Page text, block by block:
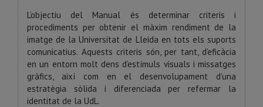
L’objectiu del Manual és determinar criteris i
procediments per obtenir el màxim rendiment de la
imatge de la Universitat de Lleida en tots els suports
comunicatius. Aquests criteris són, per tant, d’eficàcia
en un entorn molt dens d’estímuls visuals i missatges
gràfics, així com en el desenvolupament d’una
estratègia sòlida i diferenciada per refermar la
identitat de la UdL.